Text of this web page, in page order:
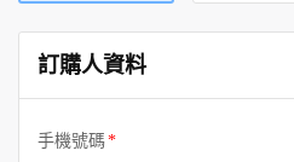
訂購人資料
手機號碼